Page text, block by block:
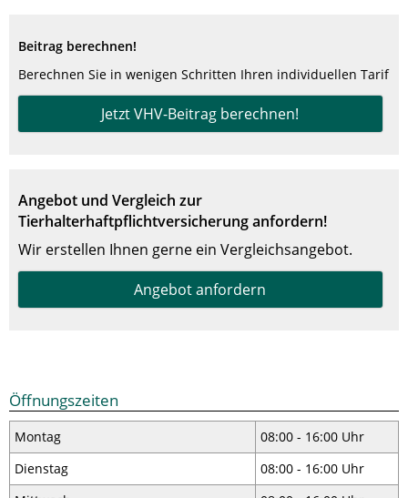
Beitrag berechnen!
Berechnen Sie in wenigen Schritten Ihren individuellen Tarif
Jetzt VHV-Beitrag berechnen!
Angebot und Vergleich zur
Tierhalterhaftpflichtversicherung anfordern!
Wir erstellen Ihnen gerne ein Vergleichsangebot.
Angebot anfordern
Öffnungszeiten
Montag
08:00 - 16:00 Uhr
Dienstag
08:00 - 16:00 Uhr